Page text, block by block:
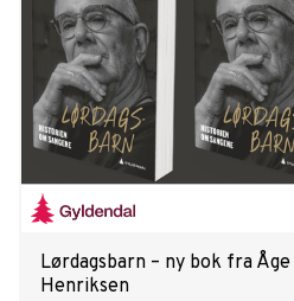
Lørdagsbarn – ny bok fra
Henriksen